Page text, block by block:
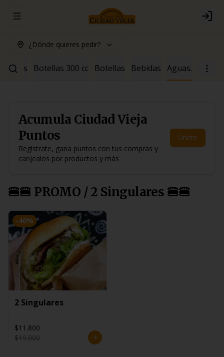
Abrir menu de navegación Login
¿Dónde quieres pedir?
Botellas 300 cc Botellas Bebidas Aguas.
Acumula Ciudad Vieja
Puntos
Regístrate, gana puntos con tus compras y
canjealos por productos y más
Únete
🍔🍔 PROMO / 2 Singulares 🍔🍔
-40%
2 Singulares
$11.800
$19.800